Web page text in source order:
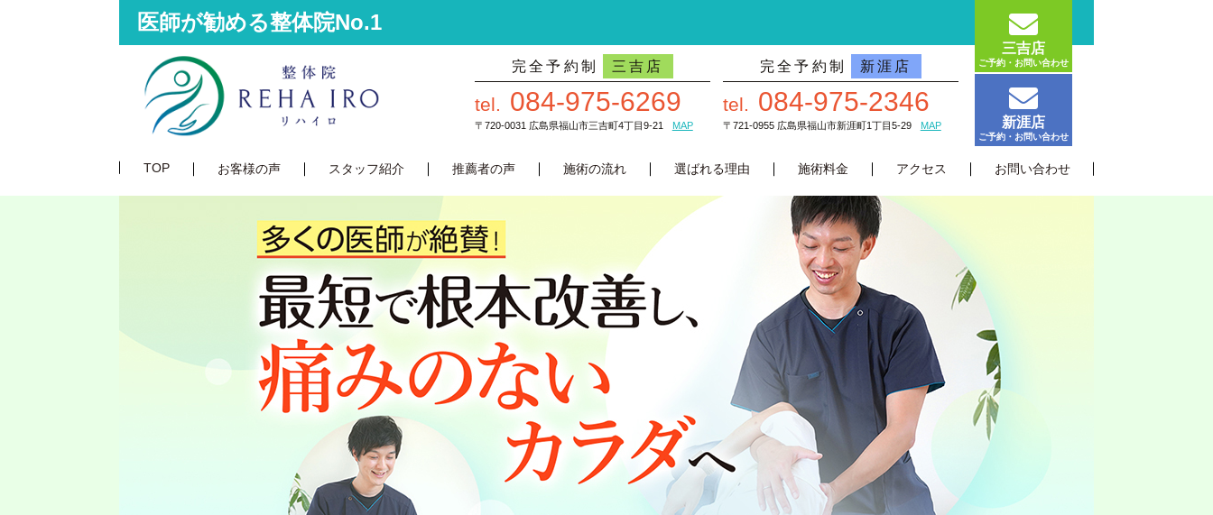
医師が勧める整体院No.1
三吉店
ご予約・お問い合わせ
新涯店
ご予約・お問い合わせ
完全予約制 三吉店
tel. 084-975-6269
〒720-0031 広島県福山市三吉町4丁目9-21 MAP
完全予約制 新涯店
tel. 084-975-2346
〒721-0955 広島県福山市新涯町1丁目5-29 MAP
TOP お客様の声 スタッフ紹介 推薦者の声 施術の流れ 選ばれる理由 施術料金 アクセス お問い合わせ